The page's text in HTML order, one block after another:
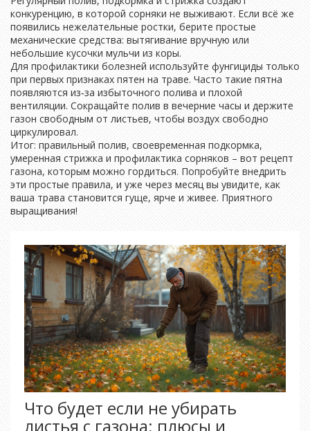
конкуренцию, в которой сорняки не выживают. Если всё же
появились нежелательные ростки, берите простые
механические средства: вытягивание вручную или
небольшие кусочки мульчи из коры.
Для профилактики болезней используйте фунгициды только
при первых признаках пятен на траве. Часто такие пятна
появляются из‑за избыточного полива и плохой
вентиляции. Сокращайте полив в вечерние часы и держите
газон свободным от листьев, чтобы воздух свободно
циркулировал.
Итог: правильный полив, своевременная подкормка,
умеренная стрижка и профилактика сорняков – вот рецепт
газона, которым можно гордиться. Попробуйте внедрить
эти простые правила, и уже через месяц вы увидите, как
ваша трава становится гуще, ярче и живее. Приятного
выращивания!
Что будет если не убирать
листья с газона: плюсы и